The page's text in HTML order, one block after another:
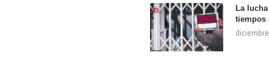
La
tiempos